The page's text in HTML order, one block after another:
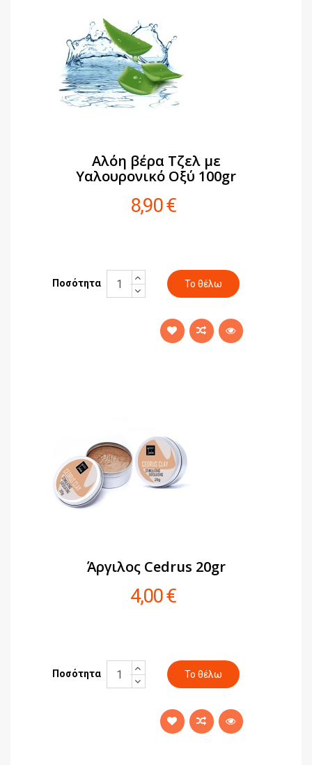
Αλόη βέρα Τζελ με
Υαλουρονικό Οξύ 100gr
8,90 €
Ποσότητα
Άργιλος Cedrus 20gr
4,00 €
Ποσότητα